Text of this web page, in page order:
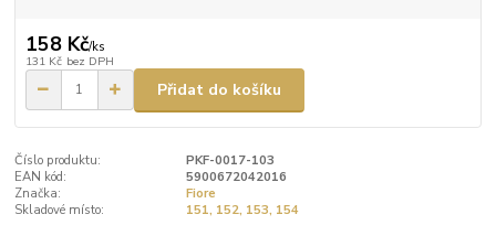
158 Kč/ks
131 Kč bez DPH
Přidat do košíku
Číslo produktu:
PKF-0017-103
EAN kód:
5900672042016
Značka:
Fiore
Skladové místo:
151, 152, 153, 154